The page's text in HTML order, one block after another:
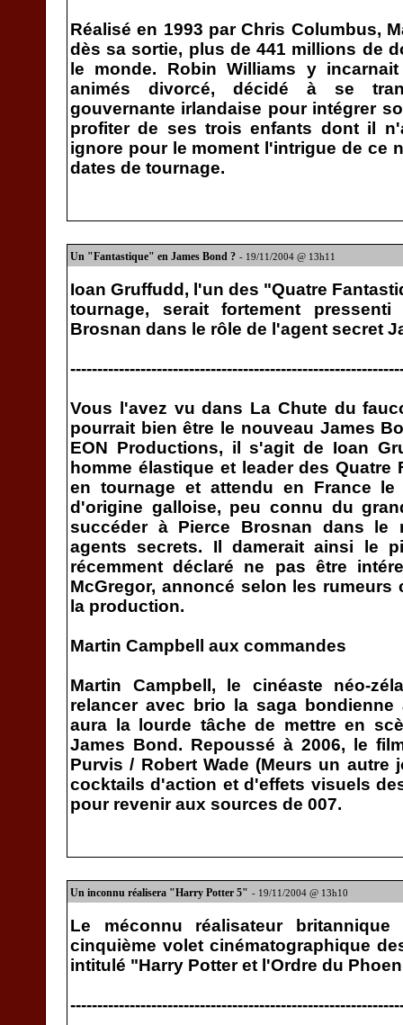
Réalisé en 1993 par Chris Columbus,
dès sa sortie, plus de 441 millions de
le monde. Robin Williams y
animés divorcé, décidé à se
gouvernante irlandaise pour intégrer
profiter de ses trois enfants dont il
ignore pour le moment l'intrigue de ce
dates de tournage.
Un "Fantastique" en James Bond ? - 19/11/2004 @ 13h11
Ioan Gruffudd, l'un des "Quatre
tournage, serait fortement
Brosnan dans le rôle de l'agent secret
Vous l'avez vu dans La Chute du
pourrait bien être le nouveau James
EON Productions, il s'agit de Ioan
homme élastique et leader des Quatre
en tournage et attendu en France
d'origine galloise, peu connu du
succéder à Pierce Brosnan dans
agents secrets. Il damerait ainsi le
récemment déclaré ne pas être
McGregor, annoncé selon les
la production.
Martin Campbell aux commandes
Martin Campbell, le cinéaste néo-
relancer avec brio la saga bondienne
aura la lourde tâche de mettre en
James Bond. Repoussé à 2006, le
Purvis / Robert Wade (Meurs un autre
cocktails d'action et d'effets visuels
pour revenir aux sources de 007.
Un inconnu réalisera "Harry Potter 5" - 19/11/2004 @ 13h10
Le méconnu réalisateur
cinquième volet cinématographique
intitulé "Harry Potter et l'Ordre du